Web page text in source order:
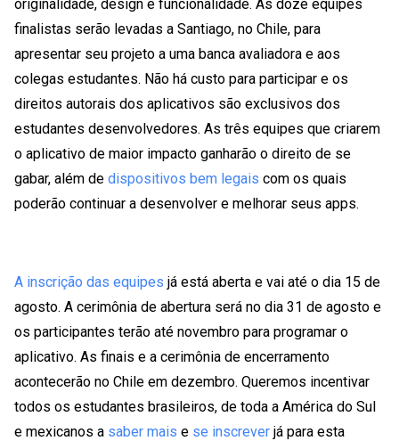
originalidade, design e funcionalidade. As doze equipes
finalistas serão levadas a Santiago, no Chile, para
apresentar seu projeto a uma banca avaliadora e aos
colegas estudantes. Não há custo para participar e os
direitos autorais dos aplicativos são exclusivos dos
estudantes desenvolvedores. As três equipes que criarem
o aplicativo de maior impacto ganharão o direito de se
gabar, além de dispositivos bem legais com os quais
poderão continuar a desenvolver e melhorar seus apps.
A inscrição das equipes já está aberta e vai até o dia 15 de
agosto. A cerimônia de abertura será no dia 31 de agosto e
os participantes terão até novembro para programar o
aplicativo. As finais e a cerimônia de encerramento
acontecerão no Chile em dezembro. Queremos incentivar
todos os estudantes brasileiros, de toda a América do Sul
e mexicanos a saber mais e se inscrever já para esta